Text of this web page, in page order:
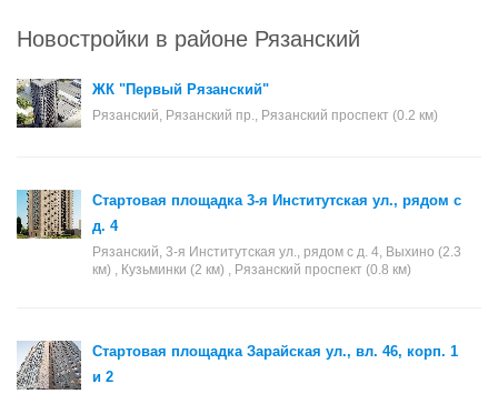
Новостройки в районе Рязанский
ЖК "Первый Рязанский"
Рязанский, Рязанский пр., Рязанский проспект (0.2 км)
Стартовая площадка 3-я Институтская ул., рядом с
д. 4
Рязанский, 3-я Институтская ул., рядом с д. 4, Выхино (2.3
км) , Кузьминки (2 км) , Рязанский проспект (0.8 км)
Стартовая площадка Зарайская ул., вл. 46, корп. 1
и 2